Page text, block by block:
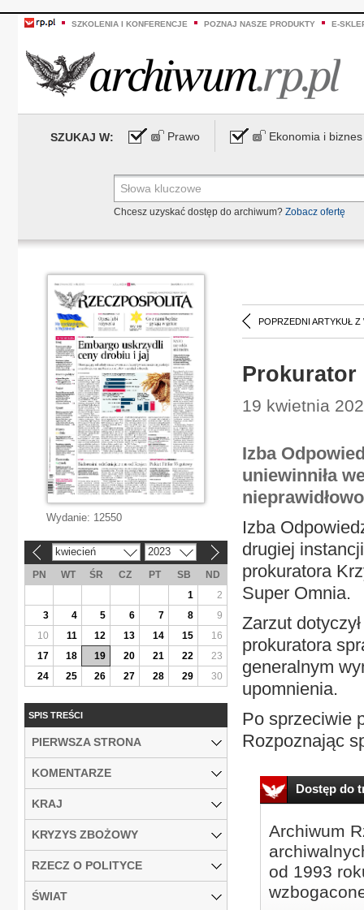
SZKOLENIA I KONFERENCJE POZNAJ NASZE PRODUKTY E-
SZUKAJ W: Prawo Ekonomia i biznes
Chcesz uzyskać dostęp do archiwum? Zobacz ofertę
POPRZEDNI ARTYKUŁ Z
19 kwietnia
Izba
uniewinniła
Izba
drugiej
prokuratora
Super Omnia.
Zarzut
prokuratora
generalnym
upomnienia.
Po sprzeciwie
Rozpoznając
Dostęp do
Archiwum
od 1993
Wydanie: 12550
kwiecień 2023
PN WT ŚR CZ PT SB
ND
1
2
3
4 5 6 7 8
9
10
11 12 13 14 15
16
17
18 19 20 21 22
23
24
25 26 27 28 29 30
SPIS TREŚCI
PIERWSZA STRONA
KOMENTARZE
KRAJ
KRYZYS ZBOŻOWY
RZECZ O POLITYCE
ŚWIAT